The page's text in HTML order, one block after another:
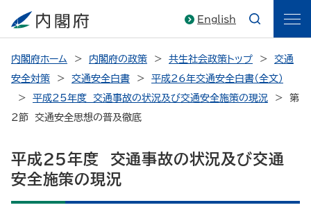
English
内閣府ホーム 内閣府の政策 共生社会政策トップ
交通
安全対策
交通安全白書
平成26年交通安全白書（全文）
平成25年度 交通事故の状況及び交通安全施策の現況
第
2節 交通安全思想の普及徹底
平成25年度 交通事故の状況及び交通
安全施策の現況